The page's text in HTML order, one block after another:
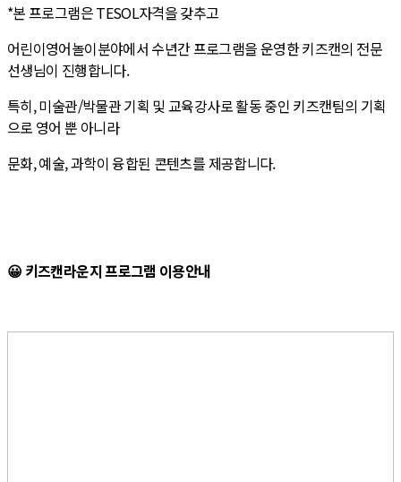
*본 프로그램은 TESOL자격을 갖추고
어린이영어놀이분야에서 수년간 프로그램을 운영한 키즈캔의 전문
선생님이 진행합니다.
특히, 미술관/박물관 기획 및 교육강사로 활동 중인 키즈캔팀의 기획
으로 영어 뿐 아니라
문화, 예술, 과학이 융합된 콘텐츠를 제공합니다.
😀 키즈캔라운지 프로그램 이용안내